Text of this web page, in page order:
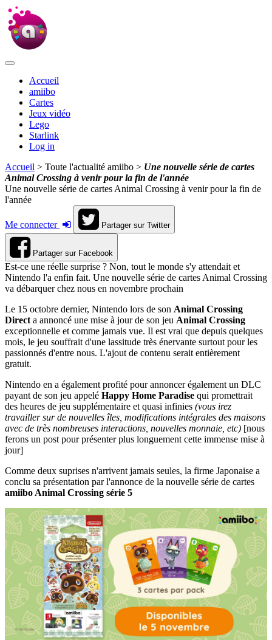
Accueil
amiibo
Cartes
Jeux vidéo
Lego
Starlink
Log in
Accueil > Toute l'actualité amiibo > Une nouvelle série de cartes
Animal Crossing à venir pour la fin de l'année
Une nouvelle série de cartes Animal Crossing à venir pour la fin de
l'année
Me connecter Partager sur Twitter
Partager sur Facebook
Est-ce une réelle surprise ? Non, tout le monde s'y attendait et
Nintendo l'a enfin fait. Une nouvelle série de cartes Animal Crossing
va débarquer chez nous en novembre prochain
Le 15 octobre dernier, Nintendo lors de son Animal Crossing
Direct a annoncé une mise à jour de son jeu Animal Crossing
exceptionnelle et comme jamais vue. Il est vrai que depuis quelques
mois, le jeu souffrait d'une lassitude très énervante surtout pour les
passionnés d'entre nous. L'ajout de contenu serait entièrement
gratuit.
Nintendo en a également profité pour annoncer également un DLC
payant de son jeu appelé Happy Home Paradise qui promettrait
des heures de jeu supplémentaire et quasi infinies (vous irez
travailler sur de nouvelles îles, modifications intégrales des maisons
avec de très nombreuses interactions, nouvelles monnaie, etc) [nous
ferons un post pour présenter plus longuement cette immense mise à
jour]
Comme deux suprises n'arrivent jamais seules, la firme Japonaise a
conclu sa présentation par l'annonce de la nouvelle série de cartes
amiibo Animal Crossing série 5